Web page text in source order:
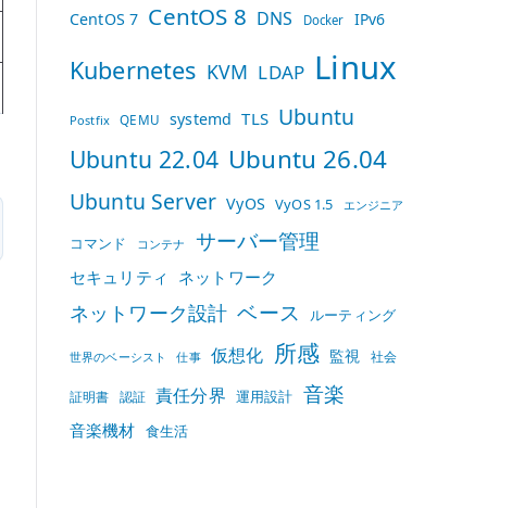
CentOS 7 CentOS 8 DNS Docker IPv6
Kubernetes KVM LDAP Linux
Postfix QEMU systemd TLS Ubuntu
Ubuntu 22.04 Ubuntu 26.04
Ubuntu Server VyOS VyOS 1.5 エンジニア
コマンド コンテナ サーバー管理
セキュリティ ネットワーク
ネットワーク設計 ベース ルーティング
世界のベーシスト 仕事 仮想化 所感 監視 社会
証明書 認証 責任分界 運用設計 音楽
音楽機材 食生活